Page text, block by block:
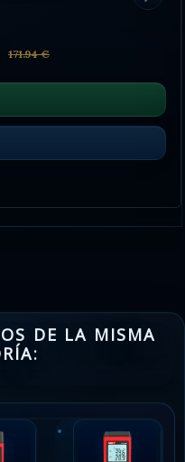
171.94 €
DE LA MISMA